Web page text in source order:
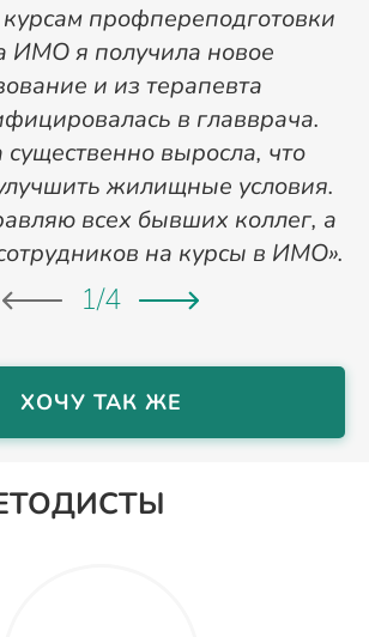
профпереподготовки
ИМО я получила новое
и из терапевта
в главврача.
существенно выросла, что
жилищные условия.
всех бывших коллег, а
на курсы в ИМО».
1/4
ХОЧУ ТАК ЖЕ